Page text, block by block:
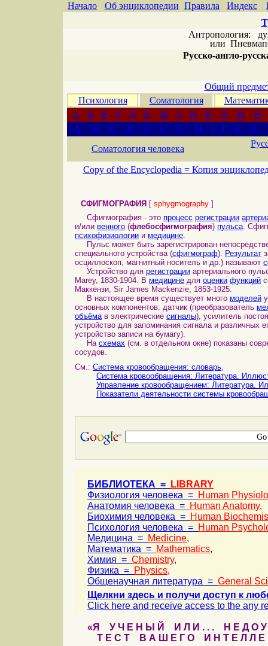
Начало Об энциклопедии Правила Индекс
Антропология:
или
Русско-англо-
Общий
Психология
Соматология
А
Б В Г Д Е Ж З И К Л М
Н
A
B C D E F G H I J K
L
Соматология человека
Copy of the Encyclopedia = Копия
СФИГМОГРАФИЯ [ sphygmography ]
Сфигмография - это процесс регистрации
и/или венного (флебосфигмография) пульса.
психофизиологии и медицине.
Пульс может быть зарегистрирован
специального устройства (сфигмограф). Результат
осциллоскоп, магнитный носитель и др.) называют
Устройство для регистрации артериального
Marey, 1830-1904. В медицине для оценки функций
Маккензи, Sir James Mackenzie, 1853-1925.
В настоящее время существует много моделей
основных компонентов: датчик (преобразователь
объёмав электрические сигналы), усилитель
устройство для запоминания сигнала и различных
устройство записи на бумагу).
На схемах (см. в отдельном окне) показаны
сосудов.
См.: Система кровообращения: словарь,
Система кровообращения: Литература.
Управление кровообращением: Литература.
Показатели деятельности системы
БИБЛИОТЕКА =
LIBRARY
Физиология человека = Human
Анатомия человека = Human Anatomy,
Биохимия человека = Human
Психология человека = Human
Медицина = Medicine,
Математика = Mathematics,
Химия = Chemistry,
Физика = Physics,
Общенаучная литература = General
Щелкни здесь и получи доступ к
Click here and receive access to the any
«Я У Ч Е Н Ы Й И Л И . . . Н Е Д О У
Т Е С Т В А Ш Е Г О И Н Т Е Л Л Е